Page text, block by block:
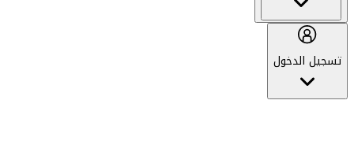
تسجيل الدخول